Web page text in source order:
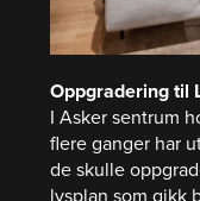
Oppgradering til
I Asker sentrum
flere ganger har
de skulle